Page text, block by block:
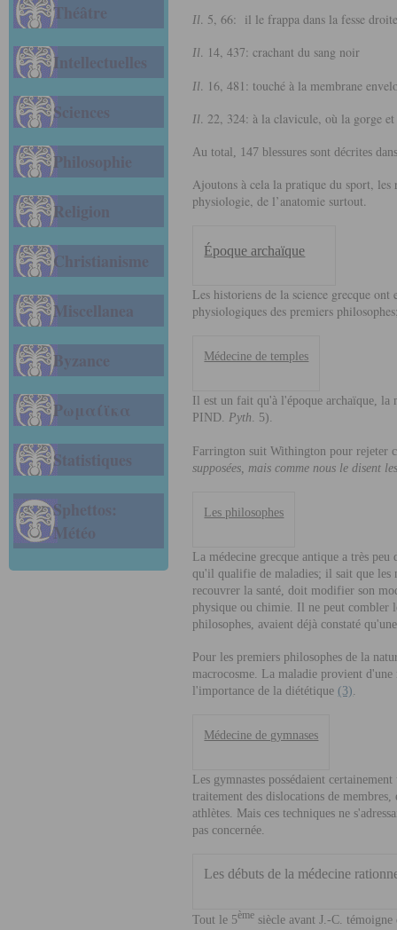
Théâtre
Intellectuelles
Sciences
Philosophie
Religion
Christianisme
Miscellanea
Byzance
Ρωμαίϊκα
Statistiques
Sphettos:
Météo
Il. 5, 66: il le frappa dans la fesse
Il. 14, 437: crachant du sang noir
Il. 16, 481: touché à la membrane
Il. 22, 324: à la clavicule, où la gorge
Au total, 147 blessures sont décrites
Ajoutons à cela la pratique du sport,
physiologie, de l’anatomie surtout.
Époque archaïque
Les historiens de la science grecque
physiologiques des premiers
Médecine de temples
Il est un fait qu'à l'époque archaïque, la
PIND.Pyth. 5).
Farrington suit Withington pour rejeter
supposées, mais comme nous le disent
Les philosophes
La médecine grecque antique a très
qu'il qualifie de maladies; il sait que les
recouvrer la santé, doit modifier son
physique ou chimie. Il ne peut combler
philosophes, avaient déjà constaté
Pour les premiers philosophes de la
macrocosme. La maladie provient
l'importance de la diététique(3).
Médecine de gymnases
Les gymnastes possédaient
traitement des dislocations de
athlètes. Mais ces techniques ne
pas concernée.
Les débuts de la médecine
Tout le 5ème siècle avant J.-C.